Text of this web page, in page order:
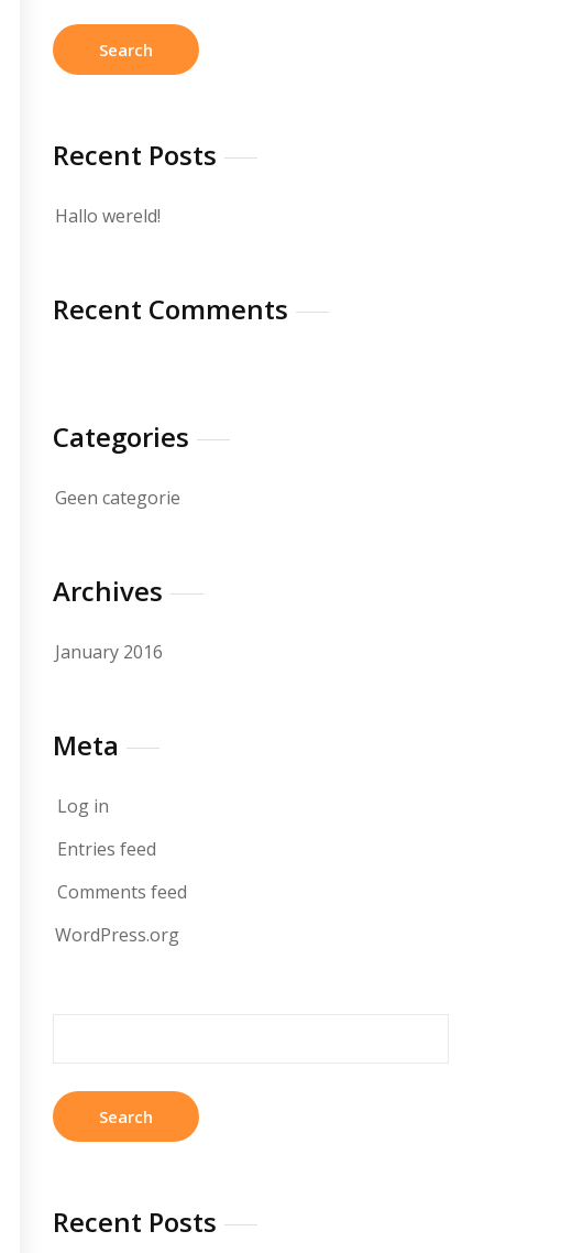
Recent Posts
Hallo wereld!
Recent Comments
Categories
Geen categorie
Archives
January 2016
Meta
Log in
Entries feed
Comments feed
WordPress.org
Recent Posts